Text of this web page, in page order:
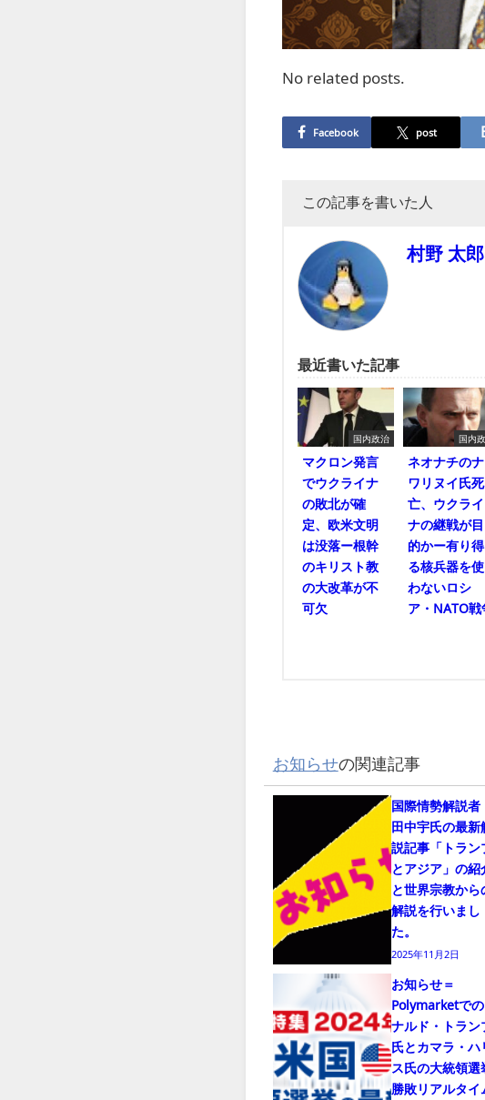
No related posts.
Facebook post
この記事を書いた人
村野 太郎
最近書いた記事
国内政治
マクロン発言
でウクライナ
の敗北が確
定、欧米文明
は没落ー根幹
のキリスト教
の大改革が不
可欠
国内
ネオナチのナ
ワリヌイ氏死
亡、ウクライ
ナの継戦が目
的かー有り得
る核兵器を使
わないロシ
ア・NATO戦
お知らせの関連記事
国際情勢解説者
田中宇氏の最新
説記事「トラン
とアジア」の紹
と世界宗教から
解説を行いまし
た。
2025年11月2日
お知らせ＝
Polymarketで
ナルド・トラン
氏とカマラ・ハ
ス氏の大統領選
勝敗リアルタイ